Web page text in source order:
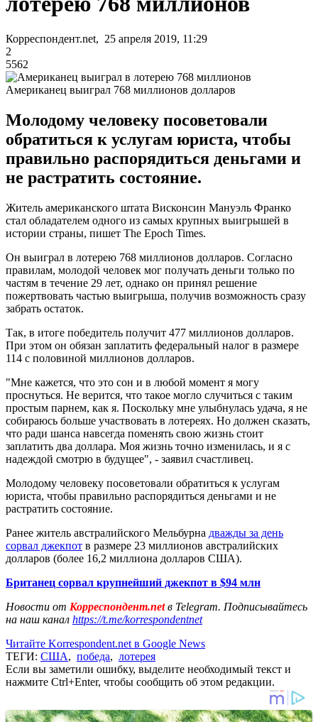
Корреспондент.net, 25 апреля 2019, 11:29
2
5562
Американец выиграл 768 миллионов долларов
Молодому человеку посоветовали
обратиться к услугам юриста, чтобы
правильно распорядиться деньгами и
не растратить состояние.
Житель американского штата Висконсин Мануэль Франко
стал обладателем одного из самых крупных выигрышей в
истории страны, пишет The Epoch Times.
Он выиграл в лотерею 768 миллионов долларов. Согласно
правилам, молодой человек мог получать деньги только по
частям в течение 29 лет, однако он принял решение
пожертвовать частью выигрыша, получив возможность сразу
забрать остаток.
Так, в итоге победитель получит 477 миллионов долларов.
При этом он обязан заплатить федеральный налог в размере
114 с половиной миллионов долларов.
"Мне кажется, что это сон и в любой момент я могу
проснуться. Не верится, что такое могло случиться с таким
простым парнем, как я. Поскольку мне улыбнулась удача, я не
собираюсь больше участвовать в лотереях. Но должен сказать,
что ради шанса навсегда поменять свою жизнь стоит
заплатить два доллара. Моя жизнь точно изменилась, и я с
надеждой смотрю в будущее", - заявил счастливец.
Молодому человеку посоветовали обратиться к услугам
юриста, чтобы правильно распорядиться деньгами и не
растратить состояние.
Ранее житель австралийского Мельбурна дважды за день
сорвал джекпот в размере 23 миллионов австралийских
долларов (более 16,2 миллиона долларов США).
Британец сорвал крупнейший джекпот в $94 млн
Новости от Корреспондент.netв Telegram. Подписывайтесь
на наш канал https://t.me/korrespondentnet
Читайте Korrespondent.net в Google News
ТЕГИ: США, победа, лотерея
Если вы заметили ошибку, выделите необходимый текст и
нажмите Ctrl+Enter, чтобы сообщить об этом редакции.